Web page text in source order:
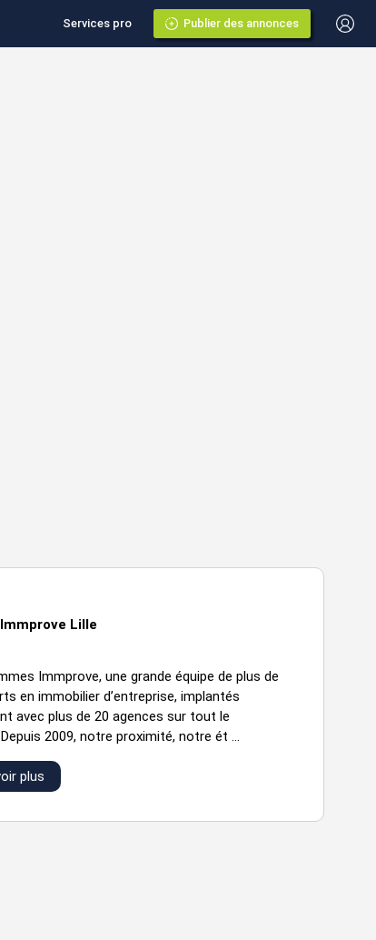
Services pro Publier des annonces
Immprove Lille
Immprove, une grande équipe de plus de
en immobilier d’entreprise, implantés
avec plus de 20 agences sur tout le
2009, notre proximité, notre ét ...
plus